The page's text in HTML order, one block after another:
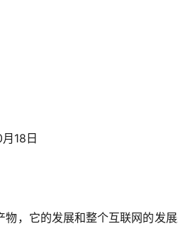
18日
，它的发展和整个互联网的发